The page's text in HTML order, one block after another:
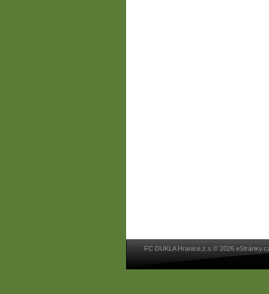
FC DUKLA Hranice,z.s.© 2026